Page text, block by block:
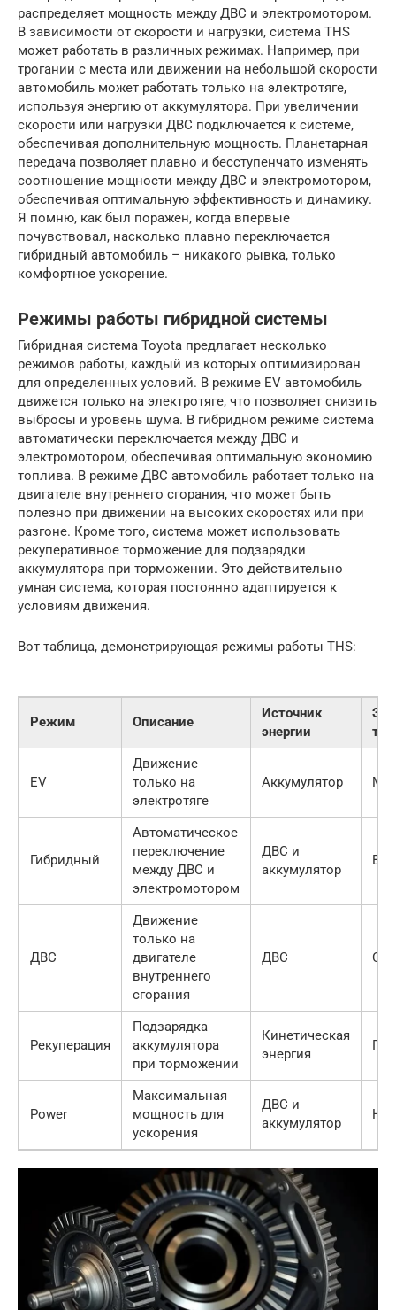
распределяет мощность между ДВС и электромотором.
В зависимости от скорости и нагрузки, система THS
может работать в различных режимах. Например, при
трогании с места или движении на небольшой скорости
автомобиль может работать только на электротяге,
используя энергию от аккумулятора. При увеличении
скорости или нагрузки ДВС подключается к системе,
обеспечивая дополнительную мощность. Планетарная
передача позволяет плавно и бесступенчато изменять
соотношение мощности между ДВС и электромотором,
обеспечивая оптимальную эффективность и динамику.
Я помню, как был поражен, когда впервые
почувствовал, насколько плавно переключается
гибридный автомобиль – никакого рывка, только
комфортное ускорение.
Режимы работы гибридной системы
Гибридная система Toyota предлагает несколько
режимов работы, каждый из которых оптимизирован
для определенных условий. В режиме EV автомобиль
движется только на электротяге, что позволяет снизить
выбросы и уровень шума. В гибридном режиме система
автоматически переключается между ДВС и
электромотором, обеспечивая оптимальную экономию
топлива. В режиме ДВС автомобиль работает только на
двигателе внутреннего сгорания, что может быть
полезно при движении на высоких скоростях или при
разгоне. Кроме того, система может использовать
рекуперативное торможение для подзарядки
аккумулятора при торможении. Это действительно
умная система, которая постоянно адаптируется к
условиям движения.
Вот таблица, демонстрирующая режимы работы THS:
Режим Описание
Источник
энергии
EV
Движение
только на
электротяге
Аккумулятор
Гибридный
Автоматическое
переключение
между ДВС и
электромотором
ДВС и
аккумулятор
ДВС
Движение
только на
двигателе
внутреннего
сгорания
ДВС
Рекуперация
Подзарядка
аккумулятора
при торможении
Кинетическая
энергия
Power
Максимальная
мощность для
ускорения
ДВС и
аккумулятор